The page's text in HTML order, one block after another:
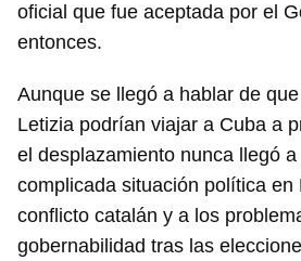
oficial que fue aceptada por el
entonces.
Aunque se llegó a hablar de
Letizia podrían viajar a Cuba a
el desplazamiento nunca llegó
complicada situación política en
conflicto catalán y a los
gobernabilidad tras las